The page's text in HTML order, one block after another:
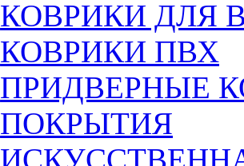
КОВРИКИ ДЛЯ
КОВРИКИ ПВХ
ПРИДВЕРНЫЕ
ПОКРЫТИЯ